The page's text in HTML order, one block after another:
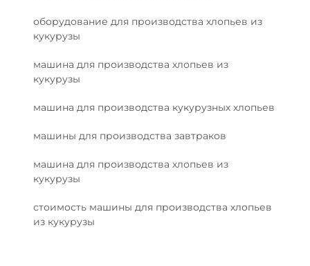
оборудование для производства хлопьев из
кукурузы
машина для производства хлопьев из
кукурузы
машина для производства кукурузных хлопьев
машины для производства завтраков
машина для производства хлопьев из
кукурузы
стоимость машины для производства хлопьев
из кукурузы